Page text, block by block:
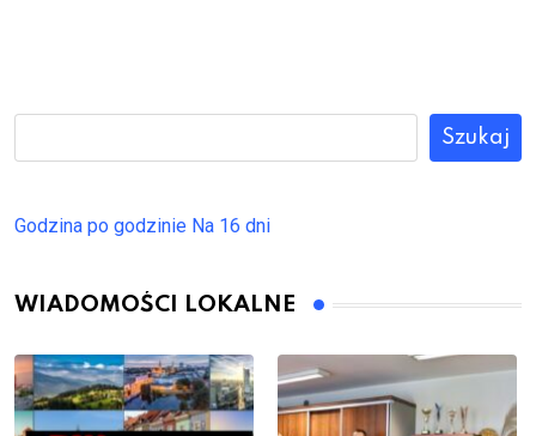
Szukaj
Godzina po godzinie Na 16 dni
WIADOMOŚCI LOKALNE